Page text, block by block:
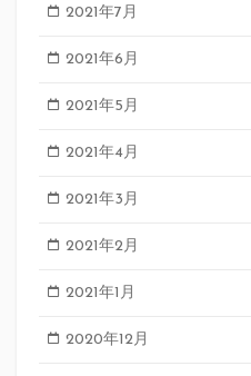
2021年7月
2021年6月
2021年5月
2021年4月
2021年3月
2021年2月
2021年1月
2020年12月